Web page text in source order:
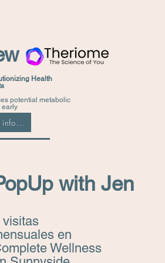
Health
potential metabolic
early
with Jen
visitas
en
Wellness